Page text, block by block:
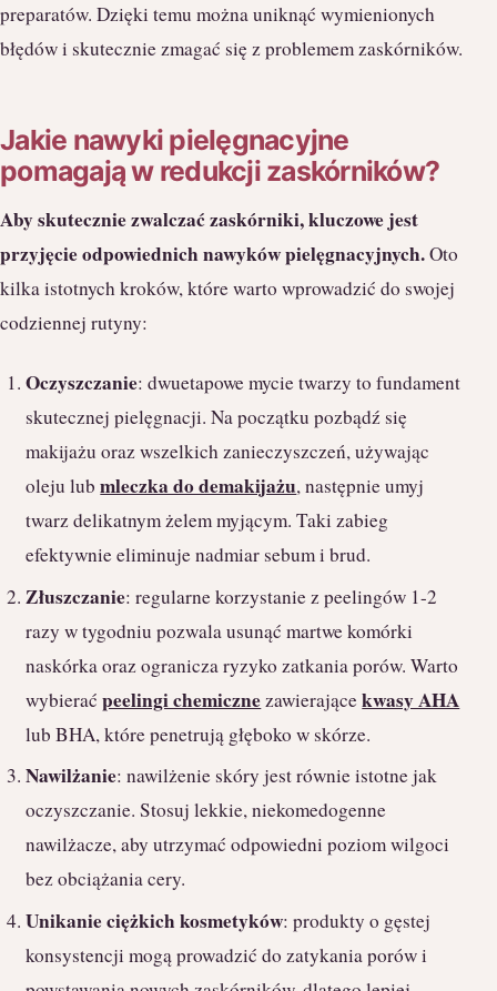
preparatów. Dzięki temu można uniknąć wymienionych
błędów i skutecznie zmagać się z problemem zaskórników.
Jakie nawyki pielęgnacyjne
pomagają w redukcji zaskórników?
Aby skutecznie zwalczać zaskórniki, kluczowe jest
przyjęcie odpowiednich nawyków pielęgnacyjnych.Oto
kilka istotnych kroków, które warto wprowadzić do swojej
codziennej rutyny:
Oczyszczanie: dwuetapowe mycie twarzy to fundament
skutecznej pielęgnacji. Na początku pozbądź się
makijażu oraz wszelkich zanieczyszczeń, używając
oleju lubmleczka do demakijażu, następnie umyj
twarz delikatnym żelem myjącym. Taki zabieg
efektywnie eliminuje nadmiar sebum i brud.
Złuszczanie: regularne korzystanie z peelingów 1-2
razy w tygodniu pozwala usunąć martwe komórki
naskórka oraz ogranicza ryzyko zatkania porów. Warto
wybieraćpeelingi chemicznezawierającekwasy AHA
lub BHA, które penetrują głęboko w skórze.
Nawilżanie: nawilżenie skóry jest równie istotne jak
oczyszczanie. Stosuj lekkie, niekomedogenne
nawilżacze, aby utrzymać odpowiedni poziom wilgoci
bez obciążania cery.
Unikanie ciężkich kosmetyków: produkty o gęstej
konsystencji mogą prowadzić do zatykania porów i